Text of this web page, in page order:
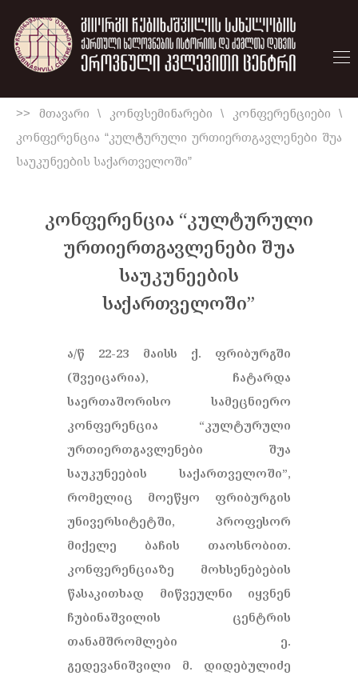
>> მთავარი \ კონფსემინარები \ კონფერენციები \
კონფერენცია “კულტურული ურთიერთგავლენები შუა
საუკუნეების საქართველოში”
კონფერენცია “კულტურული
ურთიერთგავლენები შუა
საუკუნეების
საქართველოში”
ა/წ 22-23 მაისს ქ. ფრიბურგში
(შვეიცარია), ჩატარდა
საერთაშორისო სამეცნიერო
კონფერენცია “კულტურული
ურთიერთგავლენები შუა
საუკუნეების საქართველოში”,
რომელიც მოეწყო ფრიბურგის
უნივერსიტეტში, პროფესორ
მიქელე ბაჩის თაოსნობით.
კონფერენციაზე მოხსენებების
წასაკითხად მიწვეულნი იყვნენ
ჩუბინაშვილის ცენტრის
თანამშრომლები ე.
გედევანიშვილი მ. დიდებულიძე